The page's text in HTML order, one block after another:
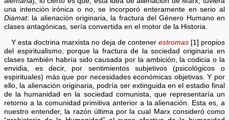
una intención irónica o no, se incorporó enteramente en serio al
Diamat: la alienación originaria, la fractura del Género Humano en
clases antagónicas, sería convertida en el motor de la Historia.
Y esta doctrina marxista no deja de contener estromas[1] propios
del espiritualismo, porque la fractura de la sociedad originaria en
clases también habría sido causada por la ambición, la codicia o la
envidia, es decir, por sentimientos subjetivos (psicológicos o
espirituales) más que por necesidades económicas objetivas. Y por
ello, la alienación originaria, podría ser extinguida en el estadio final
de la humanidad en la sociedad comunista, que representaría un
retorno a la comunidad primitiva anterior a la alienación. Esta es, a
nuestro entender, la razón última por la cual Marx consideró como